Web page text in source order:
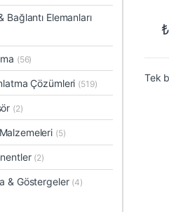
₺
Tek
Bağlantı Elemanları
(56)
Çözümleri (519)
(2)
(5)
(2)
& Göstergeler (4)